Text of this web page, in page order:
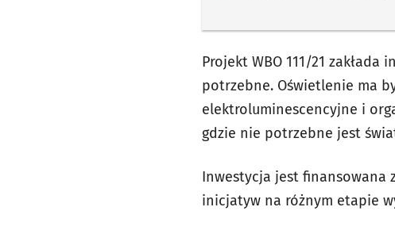
Projekt WBO 111/21
potrzebne. Oświetlenie ma
elektroluminescencyjne i
gdzie nie potrzebne jest
Inwestycja jest finansowana
inicjatyw na różnym etapie